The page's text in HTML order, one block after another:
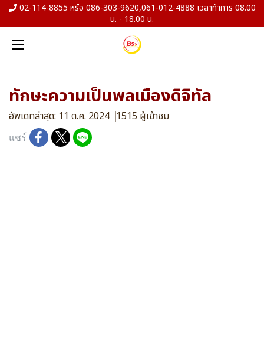
02-114-8855 หรือ 086-303-9620,061-012-4888 เวลาทำการ 08.00
น. - 18.00 น.
ทักษะความเป็นพลเมืองดิจิทัล
อัพเดทล่าสุด: 11 ต.ค. 2024 1515 ผู้เข้าชม
แชร์